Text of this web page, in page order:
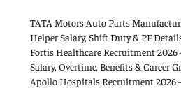
TATA Motors Auto Parts
Helper Salary, Shift Duty & PF
Fortis Healthcare Recruitment
Salary, Overtime, Benefits & Career
Apollo Hospitals Recruitment 2026